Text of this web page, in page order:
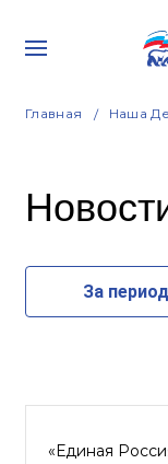
Главная Наша
За период
«Единая